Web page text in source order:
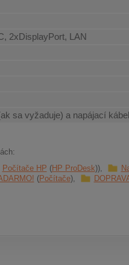
2xDisplayPort, LAN
sa vyžaduje) a napájací
Počítače HP HP ProDesk
Počítače